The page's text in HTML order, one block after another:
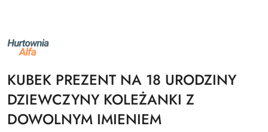
NAZWA
PRODUCENTA:
ALFA
KUBEK PREZENT NA 18 URODZINY
DZIEWCZYNY KOLEŻANKI Z
DOWOLNYM IMIENIEM